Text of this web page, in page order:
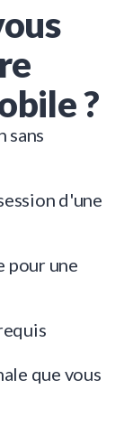
?
sans
d'une
pour une
que vous